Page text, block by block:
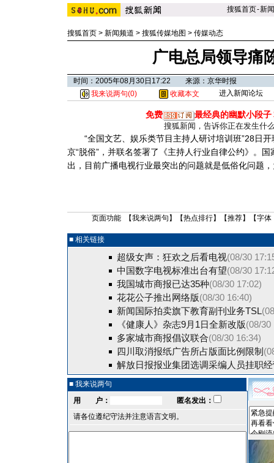
搜狐首页-新闻
搜狐首页 > 新闻频道 > 搜狐传媒地图 > 传媒动态
广电总局领导痛
时间：2005年08月30日17:22 来源：京华时报
我来说两句(0) 收藏本文 进入新闻论坛
免费 最经典的幽默小段子
搜狐新闻，告诉你正在发生什
“全国文艺、娱乐类节目主持人研讨培训班”28日开
京“脱俗”，并联名签署了《主持人行业自律公约》。
出，目前广播电视行业最突出的问题就是低俗化问题
页面功能 【我来说两句 】【热点排行】【推荐】【字体
■ 相关链接
超级女声：狂欢之后看电视(08/30
中国数字电视标准出台有望(08/30
我国城市商报已达35种(08/30 17:02)
花花公子推出网络版(08/30 16:40)
新闻国际拍卖旗下教育副刊业务TSL
《健康人》杂志9月1日全新改版(08/30
多家城市商报倡议联合(08/30 16:34)
四川取消报纸广告所占版面比例限制
解放日报报业集团选调采编人员挂职
■ 我来说两句
用 户：
匿名发出：
请各位遵纪守法并注意语言文明。